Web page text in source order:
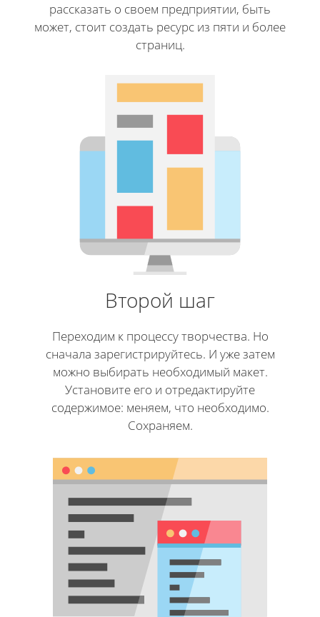
рассказать о своем предприятии, быть
может, стоит создать ресурс из пяти и более
страниц.
Второй шаг
Переходим к процессу творчества. Но
сначала зарегистрируйтесь. И уже затем
можно выбирать необходимый макет.
Установите его и отредактируйте
содержимое: меняем, что необходимо.
Сохраняем.